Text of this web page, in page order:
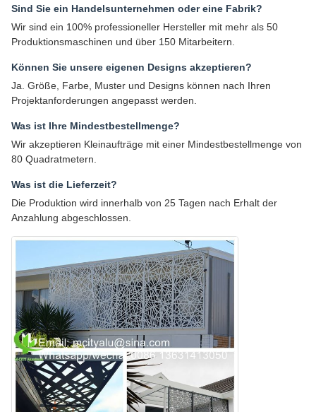
Sind Sie ein Handelsunternehmen oder eine Fabrik?
Wir sind ein 100% professioneller Hersteller mit mehr als 50
Produktionsmaschinen und über 150 Mitarbeitern.
Können Sie unsere eigenen Designs akzeptieren?
Ja. Größe, Farbe, Muster und Designs können nach Ihren
Projektanforderungen angepasst werden.
Was ist Ihre Mindestbestellmenge?
Wir akzeptieren Kleinaufträge mit einer Mindestbestellmenge von
80 Quadratmetern.
Was ist die Lieferzeit?
Die Produktion wird innerhalb von 25 Tagen nach Erhalt der
Anzahlung abgeschlossen.